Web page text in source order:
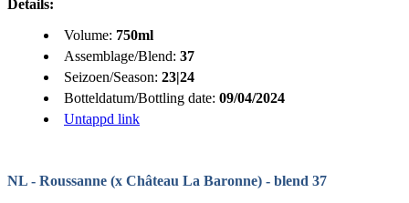
Details:
Volume: 750ml
Assemblage/Blend: 37
Seizoen/Season: 23|24
Botteldatum/Bottling date: 09/04/2024
Untappd link
NL - Roussanne (x Château La Baronne) - blend 37